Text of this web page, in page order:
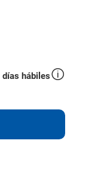
días hábiles